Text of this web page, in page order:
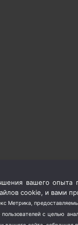
вашего опыта
cookie, и вами
Метрика,
с целью